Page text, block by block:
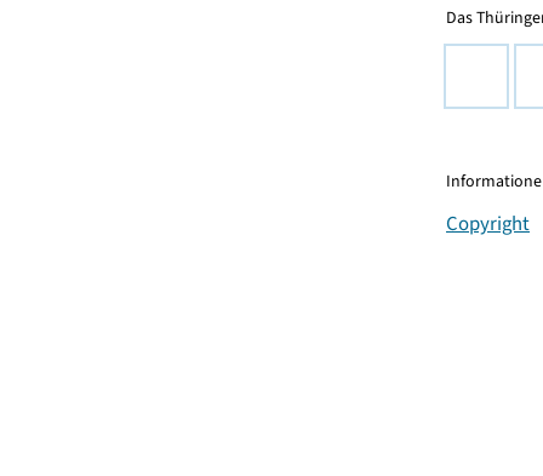
Das
Copyright